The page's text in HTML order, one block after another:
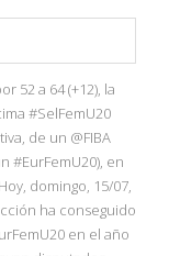
52 a 64 (+12), la
#SelFemU20
de un @FIBA
#EurFemU20), en
domingo, 15/07,
ha conseguido
en el año